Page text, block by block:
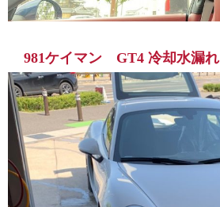
981ケイマン GT4 冷却水漏れ